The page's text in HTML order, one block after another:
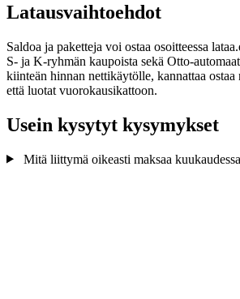
Latausvaihtoehdot
Saldoa ja paketteja voi ostaa osoitteessa
S- ja K-ryhmän kaupoista sekä Otto-
kiinteän hinnan nettikäytölle, kannattaa ostaa
että luotat vuorokausikattoon.
Usein kysytyt kysymykset
Mitä liittymä oikeasti maksaa